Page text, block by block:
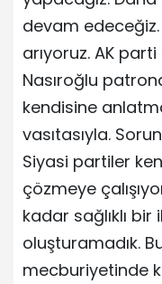
devam
arıyoruz. AK
Nasıroğlu
kendisine
vasıtasıyla.
Siyasi partiler
çözmeye
kadar sağlıklı
oluşturamadık.
mecburiyetinde